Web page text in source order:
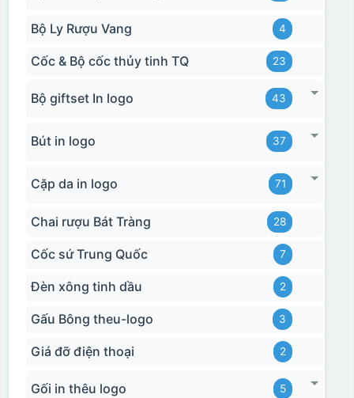
Bộ Ly Rượu Vang 4
Cốc & Bộ cốc thủy tinh TQ 23
Bộ giftset In logo 43
Bút in logo 37
Cặp da in logo 71
Chai rượu Bát Tràng 28
Cốc sứ Trung Quốc 7
Đèn xông tinh dầu 2
Gấu Bông theu-logo 3
Giá đỡ điện thoại 2
Gối in thêu logo 5